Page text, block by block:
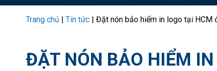
Trang chủ | Tin tức | Đặt nón bảo hiểm in logo tại HCM
ĐẶT NÓN BẢO HIỂM